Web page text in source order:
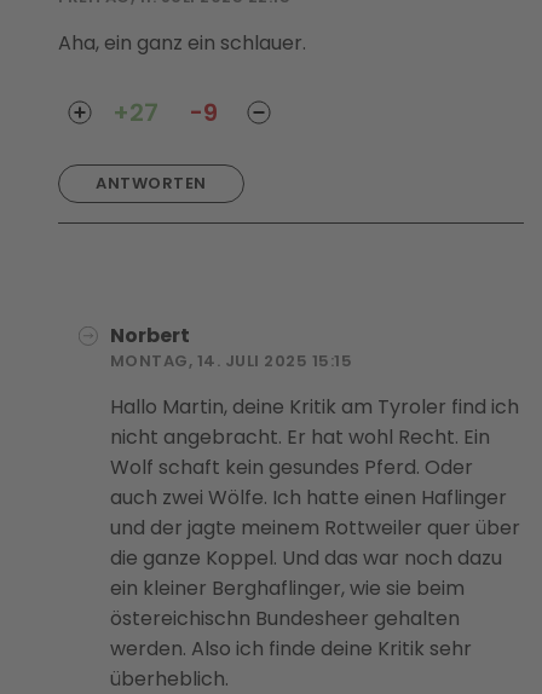
Aha, ein ganz ein schlauer.
ANTWORTEN
+27 -9
Norbert
MONTAG, 14. JULI 2025 15:15
Hallo Martin, deine Kritik am Tyroler find ich
nicht angebracht. Er hat wohl Recht. Ein
Wolf schaft kein gesundes Pferd. Oder
auch zwei Wölfe. Ich hatte einen Haflinger
und der jagte meinem Rottweiler quer über
die ganze Koppel. Und das war noch dazu
ein kleiner Berghaflinger, wie sie beim
östereichischn Bundesheer gehalten
werden. Also ich finde deine Kritik sehr
überheblich.